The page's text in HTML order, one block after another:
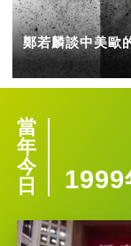
鄭若麟談中美歐
當
年
今
日
1999